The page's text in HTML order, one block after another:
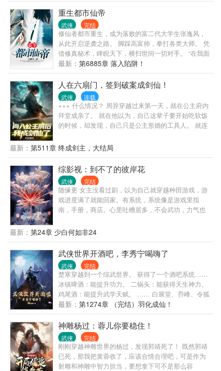
不是正常的古代，而是一个融合了许许多多武侠小说
的世界。 这里有剑神西门吹雪，剑仙叶孤城，大侠郭
靖，仙魔同体的邀月…… 也就在这时，赵子奕激活了
打卡系统，只要在出名的地方打卡就能获得奖励，于
是一个一心只想闯荡江湖的皇子就此诞生……
重生都市仙帝
武侠 完结
修仙者都市重生，成为落败的富二代大学生张逸风，
从此开启逆袭之路。 脚踩高富帅，拳打各类大师。 凭
借修真秘术，睥睨天下，横扫世间一切对手。 “在我面
前，无人敢嚣张，因为敢对我嚣张的人，都不会有以
后。” “在我面前，哪怕是高高在上的女王也要低下头
颅。不然，头上永不会有王冠。”
最新： 第6885章 落入陷阱！
人在六扇门，签到破案成剑仙！
武侠 连载
+++ 什么情况？ 周异穿越过来第一天，就在公主府内
拜堂成亲了。 就在他以为，自己这辈子要开始吃软饭
的时候，却发现，自己只是公主形婚的工具人。 就连
然还把周异丢到了六扇门里面，美名其曰锻炼。 还
好，周异有着系统帮忙。 …… 就这样，一代剑仙在不
知不觉中诞生了。 “女帝陛下，你看我这长剑是否凶
猛？”
最新： 第511章 终成剑主，大结局
综影视：到不了的彼岸花
武侠 完结
随缘更 女主没看过剧，以为自己就穿越种田游戏，游
戏进度满了就能回家。有系统，系统像是游戏里指
南，手册，商店。心里吐槽居多，不会武功，力气也
怂。
最新： 第24章 少白何如非24
武侠世界开酒吧，李秀宁喝嗨了
武侠 完结
楚寒穿越到一个综武世界。 获得了一个酒吧系统……
冰镇啤酒：能提升功力。 二锅头：能获得天生神力。
鸡尾酒：能提升武学天赋。 …… 白展堂、乔峰、令狐
冲等，均慕名而来。 随着来喝酒的人越多，就能解锁
更逆天的酒类。 酒吧开业第一天，李秀宁就喝嗨了，
赖着不走…… 这可怎么整？ 他哥李世民不会逼我当驸
马吧？
最新： 第1274章 （完结）羽化成仙！
神雕杨过：蓉儿你要稳住！
武侠 完结
刚刚穿越神雕世界的杨过，发现郭靖死了！ 既然郭靖
已死，那我把黄蓉收了，应该合情合理吧，可是作为
射雕和神雕中智力担当，要想拿下可不是那么容